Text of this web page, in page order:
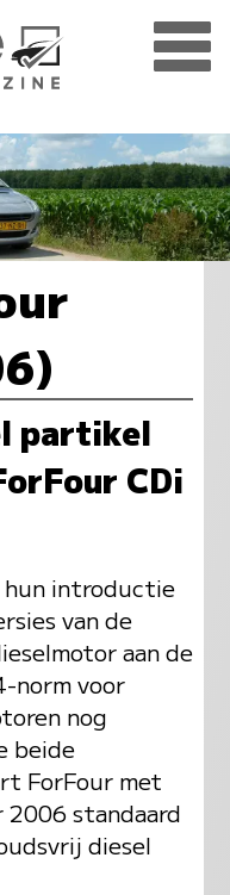
partikel
CDi
hun introductie
van de
aan de
norm voor
nog
beide
ForFour met
2006 standaard
diesel